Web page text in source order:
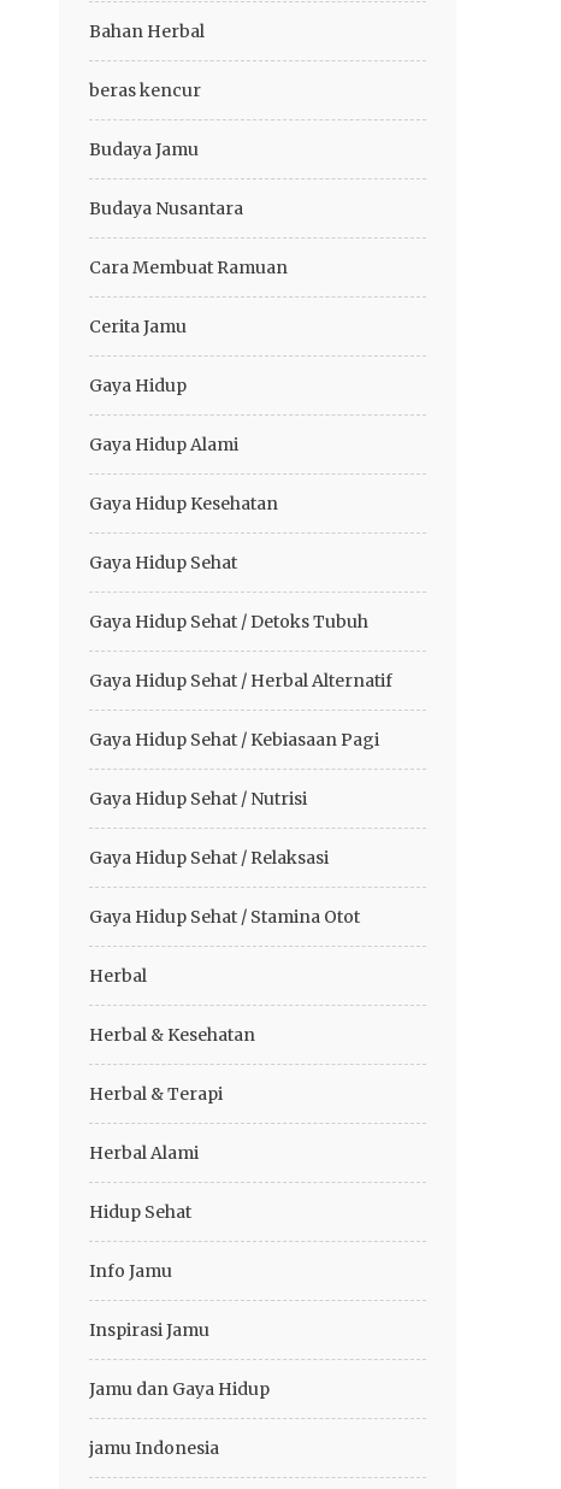
Bahan Herbal
beras kencur
Budaya Jamu
Budaya Nusantara
Cara Membuat Ramuan
Cerita Jamu
Gaya Hidup
Gaya Hidup Alami
Gaya Hidup Kesehatan
Gaya Hidup Sehat
Gaya Hidup Sehat / Detoks Tubuh
Gaya Hidup Sehat / Herbal Alternatif
Gaya Hidup Sehat / Kebiasaan Pagi
Gaya Hidup Sehat / Nutrisi
Gaya Hidup Sehat / Relaksasi
Gaya Hidup Sehat / Stamina Otot
Herbal
Herbal & Kesehatan
Herbal & Terapi
Herbal Alami
Hidup Sehat
Info Jamu
Inspirasi Jamu
Jamu dan Gaya Hidup
jamu Indonesia